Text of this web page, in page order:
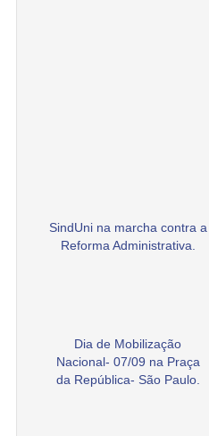
SindUni na marcha contra a
Reforma Administrativa.
Dia de Mobilização
Nacional- 07/09 na Praça
da República- São Paulo.